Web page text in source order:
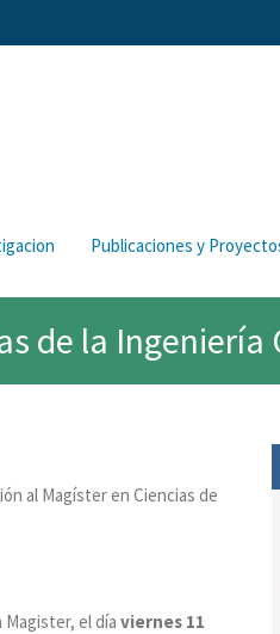
Publicaciones y
de la Ingeniería
al Magíster en Ciencias de
el día viernes 11